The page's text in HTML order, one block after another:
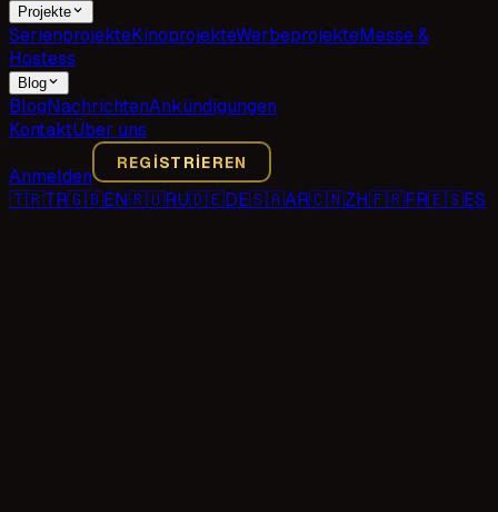
Projekte
SerienprojekteKinoprojekteWerbeprojekteMesse &
Hostess
Blog
BlogNachrichtenAnkündigungen
KontaktÜber uns
Anmelden
REGISTRIEREN
🇹🇷TR🇬🇧EN🇷🇺RU🇩🇪DE🇸🇦AR🇨🇳ZH🇫🇷FR🇪🇸ES